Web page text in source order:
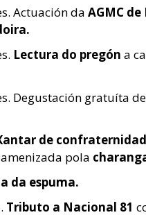
Actuación da AGMC
Lectura do pregón a
Degustación gratuíta
de
pola
da espuma.
Tributo a Nacional 81